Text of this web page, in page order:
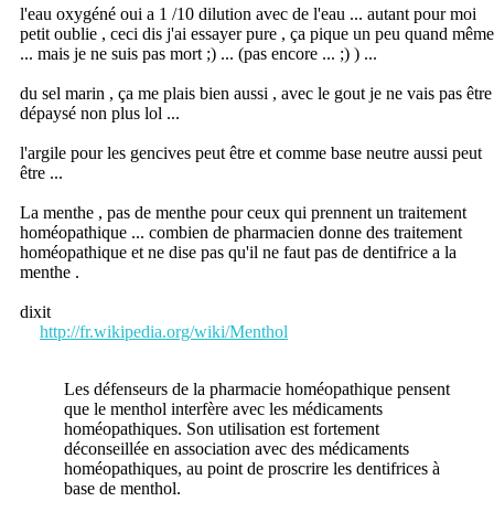
l'eau oxygéné oui a 1 /10 dilution avec de l'eau ... autant pour moi
petit oublie , ceci dis j'ai essayer pure , ça pique un peu quand même
... mais je ne suis pas mort ;) ... (pas encore ... ;) ) ...
du sel marin , ça me plais bien aussi , avec le gout je ne vais pas être
dépaysé non plus lol ...
l'argile pour les gencives peut être et comme base neutre aussi peut
être ...
La menthe , pas de menthe pour ceux qui prennent un traitement
homéopathique ... combien de pharmacien donne des traitement
homéopathique et ne dise pas qu'il ne faut pas de dentifrice a la
menthe .
dixit
http://fr.wikipedia.org/wiki/Menthol
Les défenseurs de la pharmacie homéopathique pensent
que le menthol interfère avec les médicaments
homéopathiques. Son utilisation est fortement
déconseillée en association avec des médicaments
homéopathiques, au point de proscrire les dentifrices à
base de menthol.